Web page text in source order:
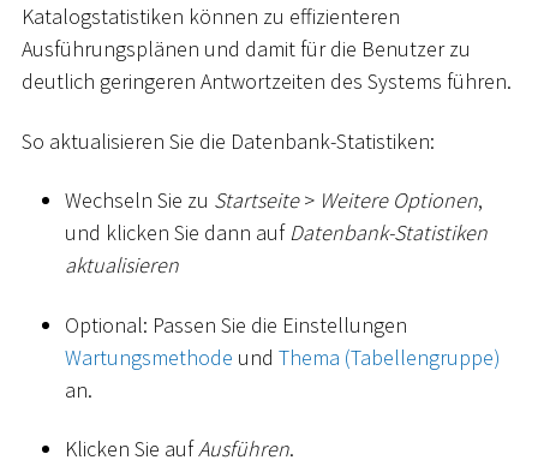
Katalogstatistiken können zu effizienteren
Ausführungsplänen und damit für die Benutzer zu
deutlich geringeren Antwortzeiten des Systems führen.
So aktualisieren Sie die Datenbank-Statistiken:
Wechseln Sie zu Startseite > Weitere Optionen,
und klicken Sie dann aufDatenbank-Statistiken
aktualisieren
Optional: Passen Sie die Einstellungen
Wartungsmethode und Thema (Tabellengruppe)
an.
Klicken Sie aufAusführen.